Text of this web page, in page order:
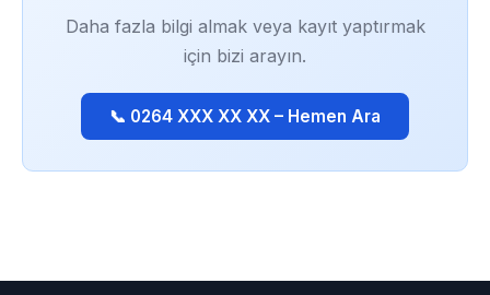
Daha fazla bilgi almak veya kayıt yaptırmak
için bizi arayın.
📞 0264 XXX XX XX – Hemen Ara